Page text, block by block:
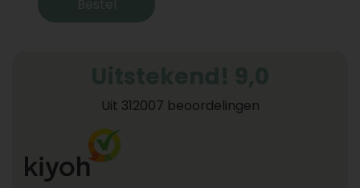
Bestel
Uit 312007 beoordelingen